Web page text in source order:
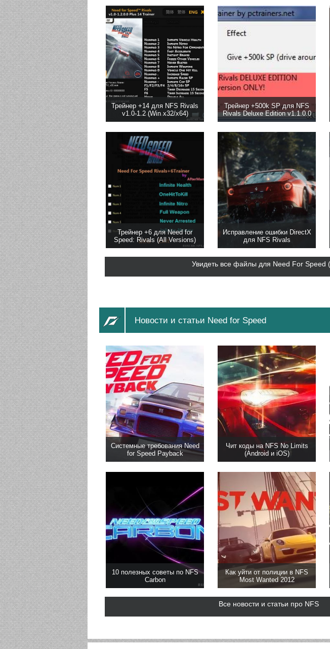
Трейнер +14 для NFS Rivals
v1.0-1.2 (Win x32/x64)
Трейнер +500k SP для NFS
Rivals Deluxe Edition v1.1.0.0
Трейнер +6 для Need for
Speed: Rivals (All Versions)
Исправление ошибки DirectX
для NFS Rivals
Увидеть все файлы для Need For Speed (
Новости и статьи Need for Speed
Системные требования Need
for Speed Payback
Чит коды на NFS No Limits
(Android и iOS)
10 полезных советы по NFS
Carbon
Как уйти от полиции в NFS
Most Wanted 2012
Все новости и статьи про NFS